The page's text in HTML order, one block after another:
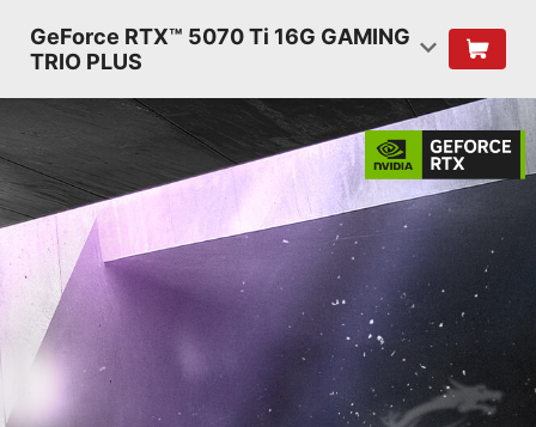
GeForce RTX™ 5070 Ti 16G GAMING
TRIO PLUS